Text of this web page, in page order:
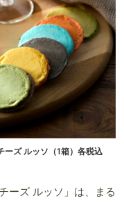
ーズ ルッソ（1箱）各税込
ーズ ルッソ」は、まる